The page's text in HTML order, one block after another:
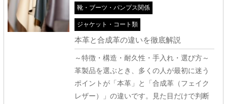
靴・ブーツ・パンプス関係
ジャケット・コート類
本革と合成革の違いを徹底解説
～特徴・構造・耐久性・手入れ・選び方～
革製品を選ぶとき、多くの人が最初に迷う
ポイントが「本革」と「合成革（フェイク
レザー）」の違いです。見た目だけで判断